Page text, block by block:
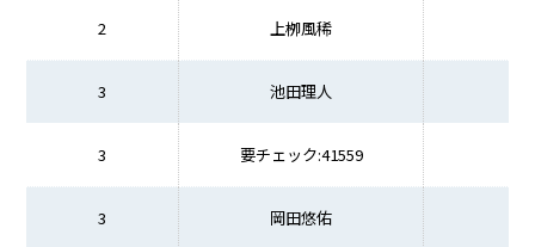
2 上栁風稀
3 池田理人
3 要チェック:41559
3 岡田悠佑